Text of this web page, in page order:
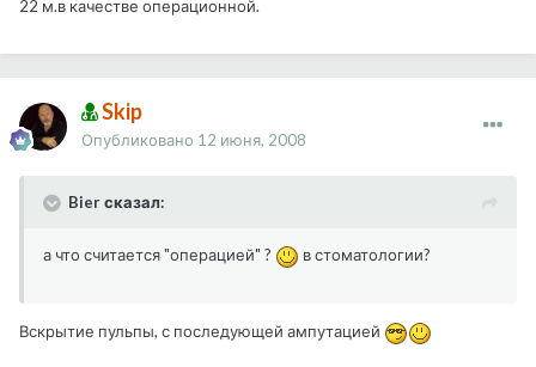
22 м.в качестве операционной.
Skip
Опубликовано 12 июня, 2008
Bier сказал:
а что считается "операцией" ? в стоматологии?
Вскрытие пульпы, с последующей ампутацией